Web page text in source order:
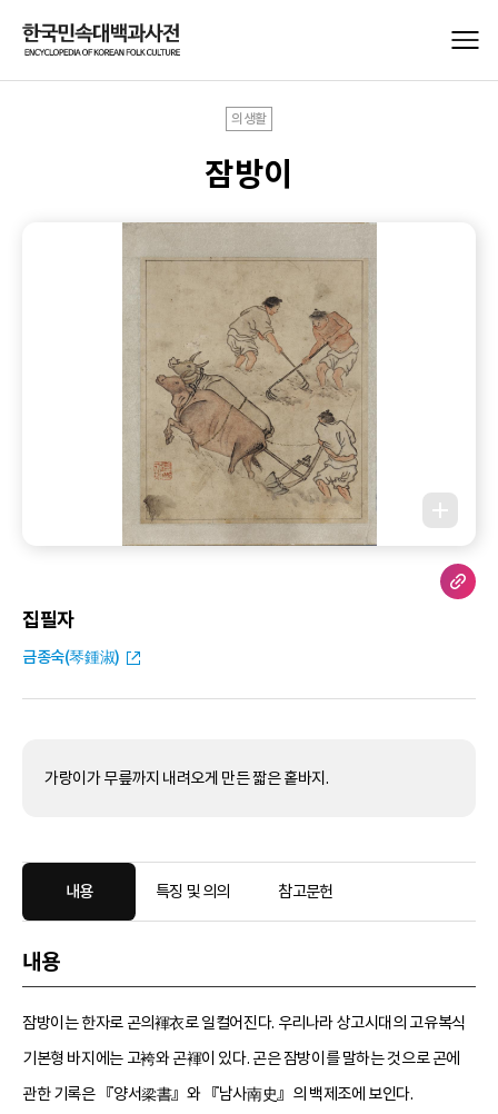
의생활
잠방이
집필자
금종숙(琴鍾淑)
가랑이가 무릎까지 내려오게 만든 짧은 홑바지.
내용 특징 및 의의 참고문헌
내용
잠방이는 한자로 곤의褌衣로 일컬어진다. 우리나라 상고시대의 고유복식
기본형 바지에는 고袴와 곤褌이 있다. 곤은 잠방이를 말하는 것으로 곤에
관한 기록은 『양서梁書』와 『남사南史』의 백제조에 보인다.